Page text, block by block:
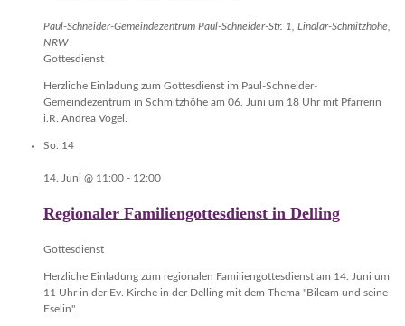
Paul-Schneider-Gemeindezentrum Paul-Schneider-Str. 1, Lindlar-Schmitzhöhe,
NRW
Gottesdienst
Herzliche Einladung zum Gottesdienst im Paul-Schneider-
Gemeindezentrum in Schmitzhöhe am 06. Juni um 18 Uhr mit Pfarrerin
i.R. Andrea Vogel.
So. 14
14. Juni @ 11:00 - 12:00
Regionaler Familiengottesdienst in Delling
Gottesdienst
Herzliche Einladung zum regionalen Familiengottesdienst am 14. Juni um
11 Uhr in der Ev. Kirche in der Delling mit dem Thema "Bileam und seine
Eselin".